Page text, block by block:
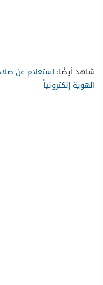
شاهد أيضًا: استعلام عن
الهوية إلكترونياً